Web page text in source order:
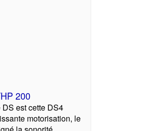
200
est cette DS4
motorisation, le